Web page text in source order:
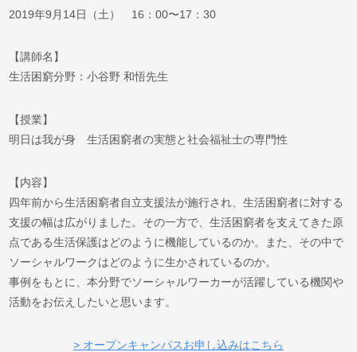
2019年9月14日（土） 16：00〜17：30
【講師名】
生活困窮分野：小谷野 和悟先生
【授業】
明日は我が身 生活困窮者の実態と社会福祉士の専門性
【内容】
四年前から生活困窮者自立支援法が施行され、生活困窮者に対する
支援の幅は広がりました。その一方で、生活困窮者を支えてきた原
点である生活保護はどのように機能しているのか。また、その中で
ソーシャルワークはどのように生かされているのか。
事例をもとに、本分野でソーシャルワーカーが活躍している機関や
活動をお伝えしたいと思います。
> オープンキャンパスお申し込みはこちら